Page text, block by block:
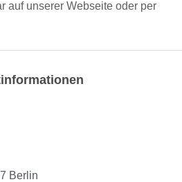
auf unserer Webseite oder per
Berlin